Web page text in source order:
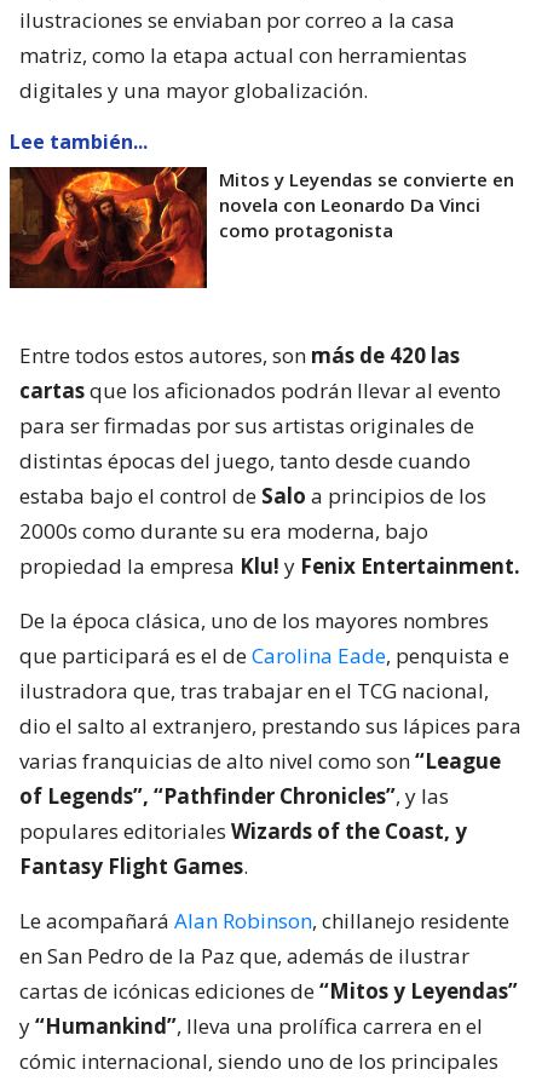
ilustraciones se enviaban por correo a la casa
matriz, como la etapa actual con herramientas
digitales y una mayor globalización.
Lee también...
Mitos y Leyendas se convierte en
novela con Leonardo Da Vinci
como protagonista
Entre todos estos autores, son más de 420 las
cartasque los aficionados podrán llevar al evento
para ser firmadas por sus artistas originales de
distintas épocas del juego, tanto desde cuando
estaba bajo el control de Salo a principios de los
2000s como durante su era moderna, bajo
propiedad la empresa Klu! y Fenix Entertainment.
De la época clásica, uno de los mayores nombres
que participará es el deCarolina Eade, penquista e
ilustradora que, tras trabajar en el TCG nacional,
dio el salto al extranjero, prestando sus lápices para
varias franquicias de alto nivel como son“League
of Legends”, “Pathfinder Chronicles”, y las
populares editoriales Wizards of the Coast, y
Fantasy Flight Games.
Le acompañará Alan Robinson, chillanejo residente
en San Pedro de la Paz que, además de ilustrar
cartas de icónicas ediciones de“Mitos y Leyendas”
y“Humankind”, lleva una prolífica carrera en el
cómic internacional, siendo uno de los principales